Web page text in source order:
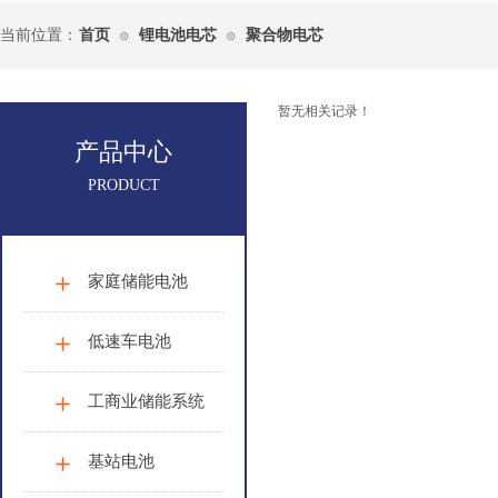
当前位置： 首页 ⊙ 锂电池电芯 ⊙ 聚合物电芯
暂无相关记录！
家庭储能电池
低速车电池
工商业储能系统
基站电池
PRODUCT
产品中心